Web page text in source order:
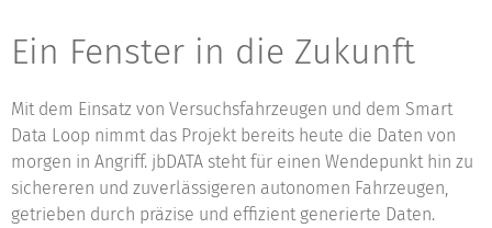
Ein Fenster in die Zukunft
Mit dem Einsatz von Versuchsfahrzeugen und dem Smart
Data Loop nimmt das Projekt bereits heute die Daten von
morgen in Angriff. jbDATA steht für einen Wendepunkt hin zu
sichereren und zuverlässigeren autonomen Fahrzeugen,
getrieben durch präzise und effizient generierte Daten.